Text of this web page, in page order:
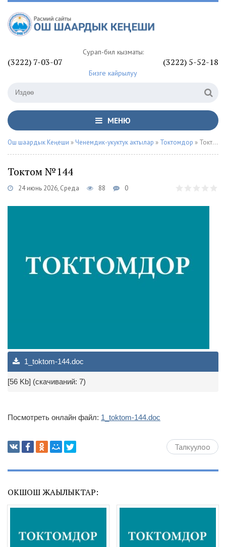
Сурап-билүү кызматы:
(3222) 7-03-07 (3222) 5-52-18
Бизге кайрылуу
МЕНЮ
Ош шаардык Кеңеши » Ченемдик-укуктук актылар » Токтомдор » Токтом №144
Токтом №144
24 июнь 2026, Среда 88 0
1_toktom-144.doc
[56 Kb] (cкачиваний: 7)
Посмотреть онлайн файл: 1_toktom-144.doc
Талкуулоо
ОКШОШ ЖАҢЫЛЫКТАР: